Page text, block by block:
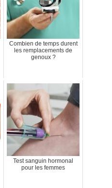
Combien de temps durent
les remplacements de
genoux ?
Test sanguin hormonal
pour les femmes